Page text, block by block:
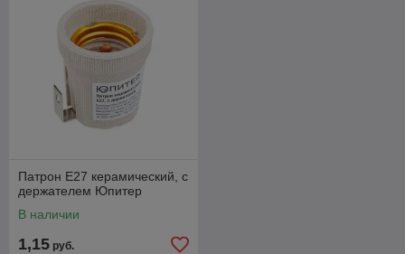
Патрон Е27 керамический, с
держателем Юпитер
В наличии
1,15 руб.